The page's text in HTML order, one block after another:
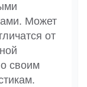
Может
от
своим